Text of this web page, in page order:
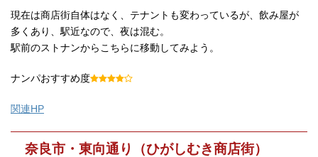
現在は商店街自体はなく、テナントも変わっているが、飲み屋が
多くあり、駅近なので、夜は混む。
駅前のストナンからこちらに移動してみよう。
ナンパおすすめ度
関連HP
奈良市・東向通り（ひがしむき商店街）